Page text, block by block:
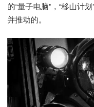
的“量子电脑”，“移山计划
并推动的。